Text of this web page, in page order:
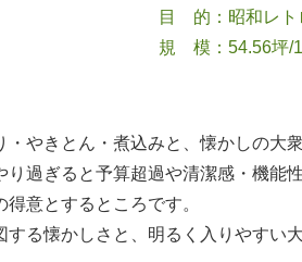
目 的：昭和レト
規 模：54.56坪/
・やきとん・煮込みと、懐かしの大
り過ぎると予算超過や清潔感・機能
意とするところです。
する懐かしさと、明るく入りやすい